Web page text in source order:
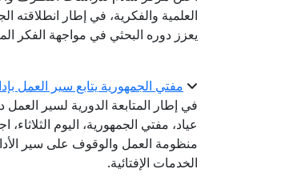
العلمية والفكرية، في إطار انطلاقته
يعزز دوره البحثي في مواجهة الفكر
مفتي الجمهورية يتابع سير العمل
في إطار المتابعة الدورية لسير العمل
عياد، مفتي الجمهورية، اليوم الثلاثاء،
منظومة العمل والوقوف على سير
الخدمات الإفتائية.